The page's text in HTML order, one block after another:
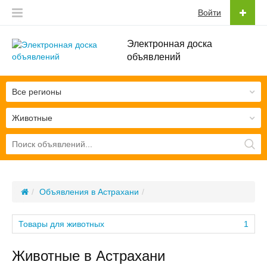
Электронная доска
объявлений
Войти
Животные
Все регионы
Объявления в Астрахани
1
Товары для животных
Животные в Астрахани